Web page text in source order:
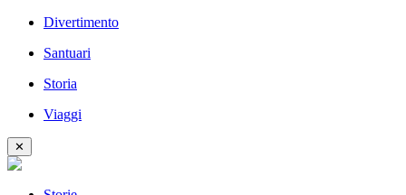
Divertimento
Santuari
Storia
Viaggi
✕